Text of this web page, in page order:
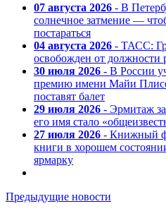
07 августа 2026 - В
солнечное затмение —
постараться
04 августа 2026 - ТАСС:
освобожден от
30 июля 2026 - В России
премию имени Майи
поставят балет
29 июля 2026 - Эрмитаж
его имя стало
27 июля 2026 - Книжный
книги в хорошем
ярмарку
Предыдущие новости